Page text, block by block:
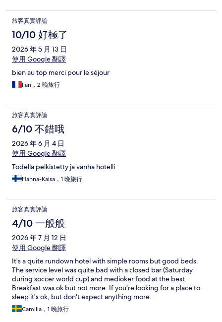
旅客真實評論
10/10 好極了
2026 年 5 月 13 日
使用 Google 翻譯
bien au top merci pour le séjour
Ilan，2 晚旅行
旅客真實評論
6/10 不錯哦
2026 年 6 月 4 日
使用 Google 翻譯
Todella pelkistetty ja vanha hotelli
Hanna-Kaisa，1 晚旅行
旅客真實評論
4/10 一般般
2026 年 7 月 12 日
使用 Google 翻譯
It's a quite rundown hotel with simple rooms but good beds.
The service level was quite bad with a closed bar (Saturday
during soccer world cup) and medioker food at the best.
Breakfast was ok but not more. If you're looking for a place to
sleep it's ok, but don't expect anything more.
Camilla，1 晚旅行